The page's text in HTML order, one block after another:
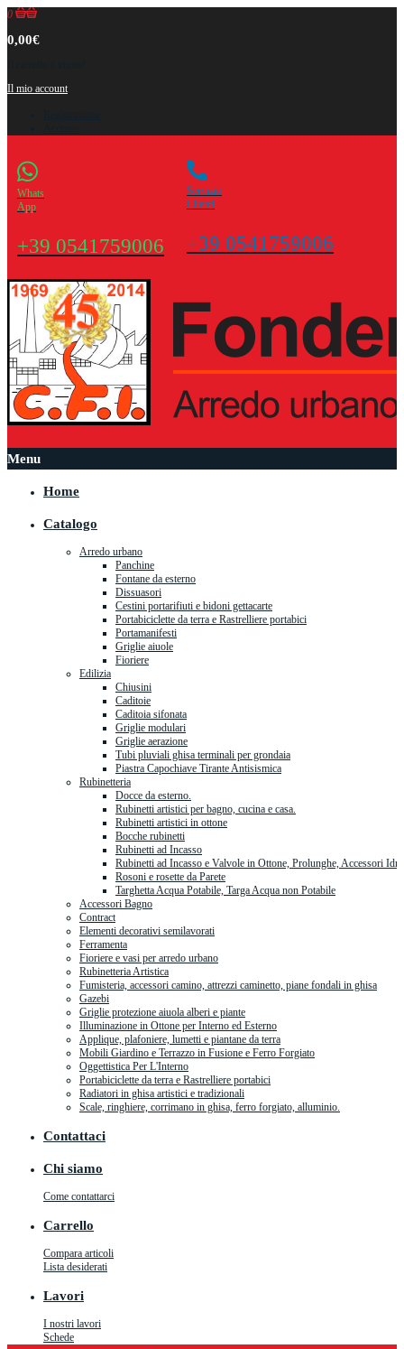
0
0,00€
Il mio account
Servizio
Clienti
+39 0541759006
Whats
App
+39 0541759006
Menu
Home
Catalogo
Arredo urbano
Panchine
Fontane da esterno
Dissuasori
Cestini portarifiuti e bidoni gettacarte
Portabiciclette da terra e Rastrelliere portabici
Portamanifesti
Griglie aiuole
Fioriere
Edilizia
Chiusini
Caditoie
Caditoia sifonata
Griglie modulari
Griglie aerazione
Tubi pluviali ghisa terminali per grondaia
Piastra Capochiave Tirante Antisismica
Rubinetteria
Docce da esterno.
Rubinetti artistici per bagno, cucina e casa.
Rubinetti artistici in ottone
Bocche rubinetti
Rubinetti ad Incasso
Rubinetti ad Incasso e Valvole in Ottone, Prolunghe, Accessori
Rosoni e rosette da Parete
Targhetta Acqua Potabile, Targa Acqua non Potabile
Accessori Bagno
Contract
Elementi decorativi semilavorati
Ferramenta
Fioriere e vasi per arredo urbano
Rubinetteria Artistica
Fumisteria, accessori camino, attrezzi caminetto, piane fondali in ghisa
Gazebi
Griglie protezione aiuola alberi e piante
Illuminazione in Ottone per Interno ed Esterno
Applique, plafoniere, lumetti e piantane da terra
Mobili Giardino e Terrazzo in Fusione e Ferro Forgiato
Oggettistica Per L'Interno
Portabiciclette da terra e Rastrelliere portabici
Radiatori in ghisa artistici e tradizionali
Scale, ringhiere, corrimano in ghisa, ferro forgiato, alluminio.
Contattaci
Chi siamo
Come contattarci
Carrello
Compara articoli
Lista desiderati
Lavori
I nostri lavori
Schede